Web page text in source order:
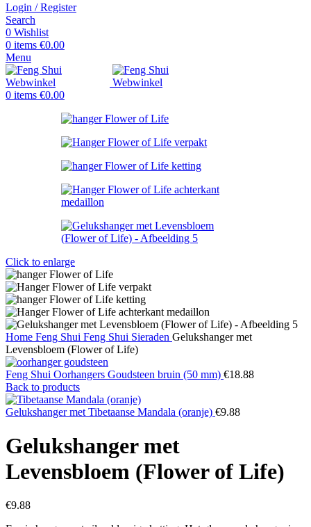
Login / Register
Search
0 Wishlist
0 items €0.00
Menu
0 items €0.00
Click to enlarge
Home Feng Shui Feng Shui Sieraden Gelukshanger met
Levensbloem (Flower of Life)
Feng Shui Oorhangers Goudsteen bruin (50 mm) €18.88
Back to products
Gelukshanger met Tibetaanse Mandala (oranje) €9.88
Gelukshanger met
Levensbloem (Flower of Life)
€9.88